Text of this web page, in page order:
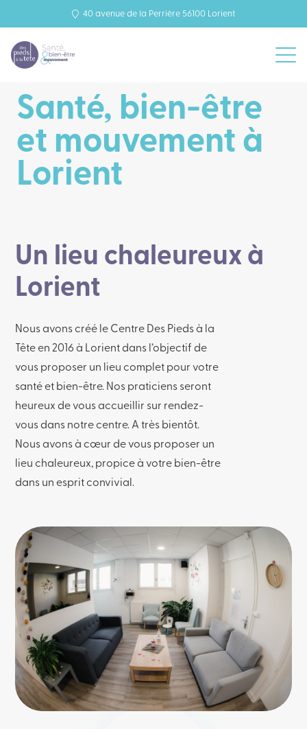
40 avenue de la Perrière 56100 Lorient
Santé, bien-être
et mouvement à
Lorient
Un lieu chaleureux à
Lorient
Nous avons créé le Centre Des Pieds à la
Tête en 2016 à Lorient dans l’objectif de
vous proposer un lieu complet pour votre
santé et bien-être. Nos praticiens seront
heureux de vous accueillir sur rendez-
vous dans notre centre. A très bientôt.
Nous avons à cœur de vous proposer un
lieu chaleureux, propice à votre bien-être
dans un esprit convivial.